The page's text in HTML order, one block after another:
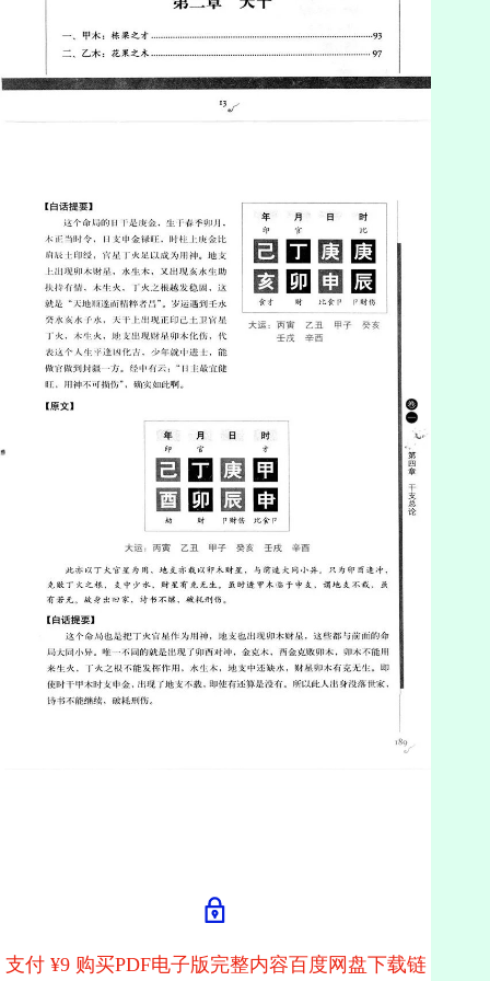
支付 ¥9 购买PDF电子版完整内容百度网盘下载链